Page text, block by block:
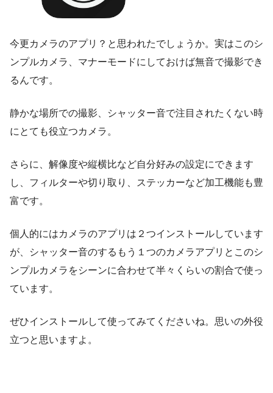
今更カメラのアプリ？と思われたでしょうか。実はこのシ
ンプルカメラ、マナーモードにしておけば無音で撮影でき
るんです。
静かな場所での撮影、シャッター音で注目されたくない時
にとても役立つカメラ。
さらに、解像度や縦横比など自分好みの設定にできます
し、フィルターや切り取り、ステッカーなど加工機能も豊
富です。
個人的にはカメラのアプリは２つインストールしています
が、シャッター音のするもう１つのカメラアプリとこのシ
ンプルカメラをシーンに合わせて半々くらいの割合で使っ
ています。
ぜひインストールして使ってみてくださいね。思いの外役
立つと思いますよ。